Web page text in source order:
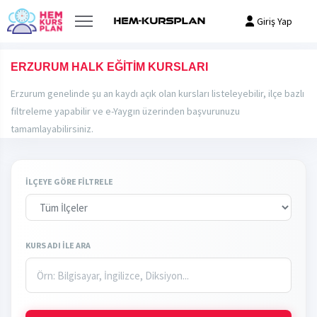
Giriş Yap
ERZURUM HALK EĞİTİM KURSLARI
Erzurum genelinde şu an kaydı açık olan kursları listeleyebilir, ilçe bazlı
filtreleme yapabilir ve e-Yaygın üzerinden başvurunuzu
tamamlayabilirsiniz.
İLÇEYE GÖRE FİLTRELE
KURS ADI İLE ARA